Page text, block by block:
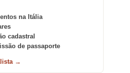
na Itália
cadastral
de passaporte
→